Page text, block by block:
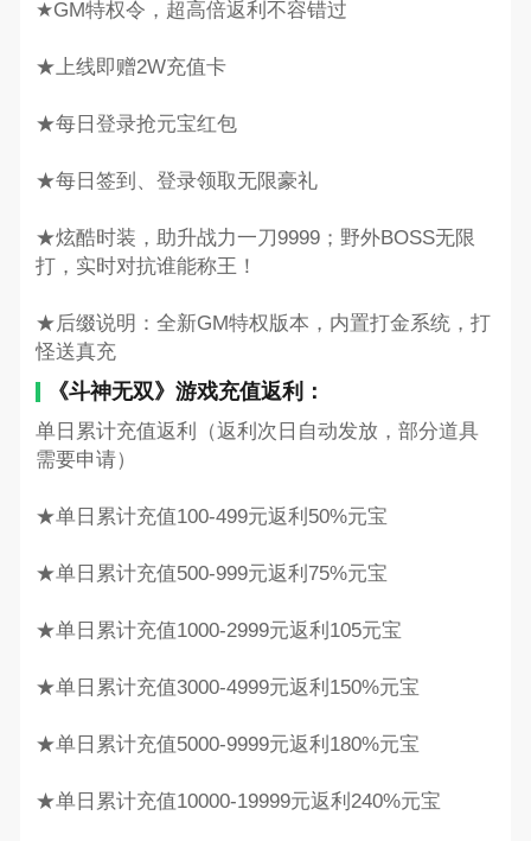
★GM特权令，超高倍返利不容错过
★上线即赠2W充值卡
★每日登录抢元宝红包
★每日签到、登录领取无限豪礼
★炫酷时装，助升战力一刀9999；野外BOSS无限
打，实时对抗谁能称王！
★后缀说明：全新GM特权版本，内置打金系统，打
怪送真充
《斗神无双》游戏充值返利：
单日累计充值返利（返利次日自动发放，部分道具
需要申请）
★单日累计充值100-499元返利50%元宝
★单日累计充值500-999元返利75%元宝
★单日累计充值1000-2999元返利105元宝
★单日累计充值3000-4999元返利150%元宝
★单日累计充值5000-9999元返利180%元宝
★单日累计充值10000-19999元返利240%元宝